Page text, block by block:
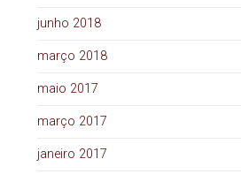
junho 2018
março 2018
maio 2017
março 2017
janeiro 2017